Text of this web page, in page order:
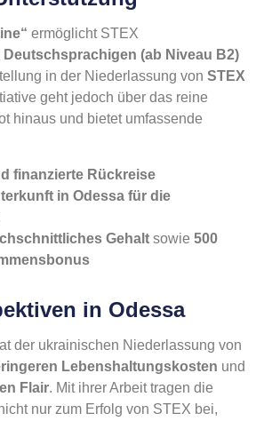
ermöglicht STEX
(ab Niveau B2)
in der Niederlassung von STEX
geht jedoch über das reine
hinaus und bietet umfassende
finanzierte Rückreise
in Odessa für die
Gehalt sowie 500
in Odessa
der ukrainischen Niederlassung von
Lebenshaltungskosten und
Flair. Mit ihrer Arbeit tragen die
nur zum Erfolg von STEX bei,